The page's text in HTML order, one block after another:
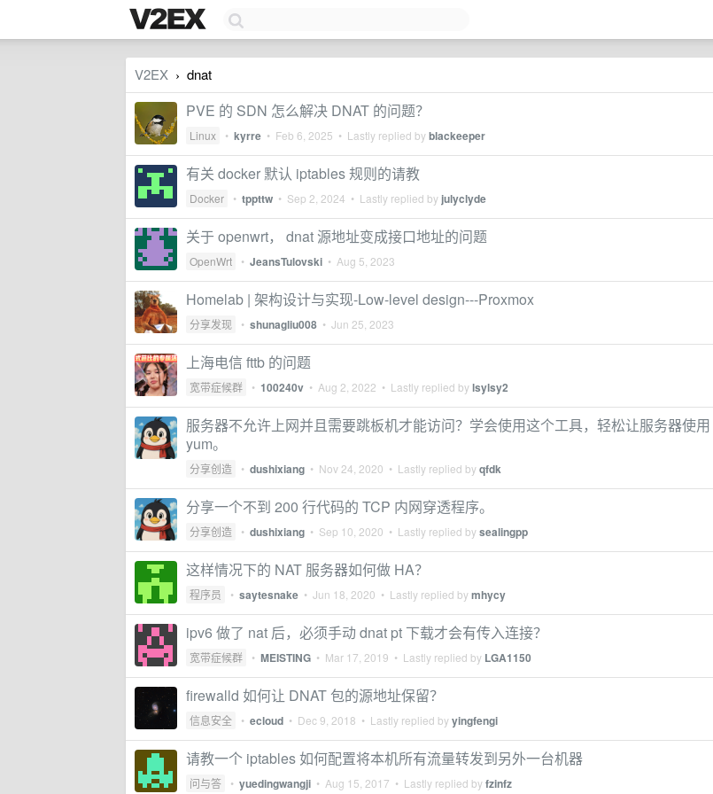
V2EX › dnat
PVE 的 SDN 怎么解决 DNAT 的问题？
Linux • kyrre • Feb 6, 2025 • Lastly replied byblackeeper
有关 docker 默认 iptables 规则的请教
Docker • tppttw • Sep 2, 2024 • Lastly replied by julyclyde
关于 openwrt， dnat 源地址变成接口地址的问题
OpenWrt • JeansTulovski • Aug 5, 2023
Homelab | 架构设计与实现-Low-level design---Proxmox
分享发现 • shunagliu008 • Jun 25, 2023
上海电信 fttb 的问题
宽带症候群 • 100240v • Aug 2, 2022 • Lastly replied bylsylsy2
服务器不允许上网并且需要跳板机才能访问？学会使用这个工具，轻松让服务器使用
yum。
分享创造 • dushixiang • Nov 24, 2020 • Lastly replied byqfdk
分享一个不到 200 行代码的 TCP 内网穿透程序。
分享创造 • dushixiang • Sep 10, 2020 • Lastly replied bysealingpp
这样情况下的 NAT 服务器如何做 HA？
程序员 • saytesnake • Jun 18, 2020 • Lastly replied bymhycy
ipv6 做了 nat 后，必须手动 dnat pt 下载才会有传入连接？
宽带症候群 • MEISTING • Mar 17, 2019 • Lastly replied by LGA1150
firewalld 如何让 DNAT 包的源地址保留？
信息安全 • ecloud • Dec 9, 2018 • Lastly replied byyingfengi
请教一个 iptables 如何配置将本机所有流量转发到另外一台机器
问与答 • yuedingwangji • Aug 15, 2017 • Lastly replied byfzinfz